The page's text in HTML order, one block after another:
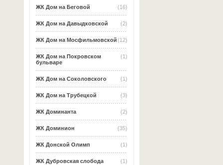
(16)
ЖК Дом на Беговой
(2)
ЖК Дом на Давыдковской
(12)
ЖК Дом на Мосфильмовской
(1)
ЖК Дом на Покровском
бульваре
(1)
ЖК Дом на Соколовского
(3)
ЖК Дом на Трубецкой
(2)
ЖК Доминанта
(35)
ЖК Доминион
(1)
ЖК Донской Олимп
(1)
ЖК Дубровская слобода